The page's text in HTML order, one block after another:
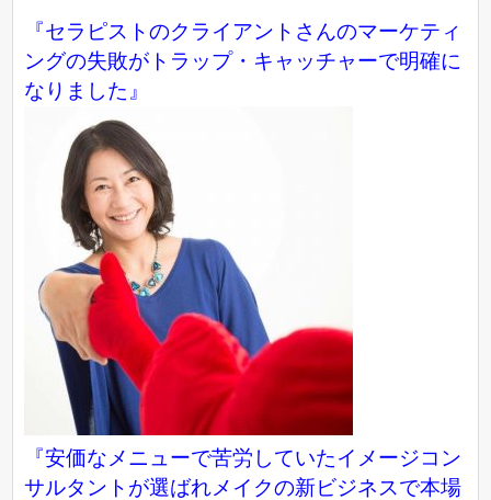
『セラピストのクライアントさんのマーケティ
ングの失敗がトラップ・キャッチャーで明確に
なりました』
『安価なメニューで苦労していたイメージコン
サルタントが選ばれメイクの新ビジネスで本場